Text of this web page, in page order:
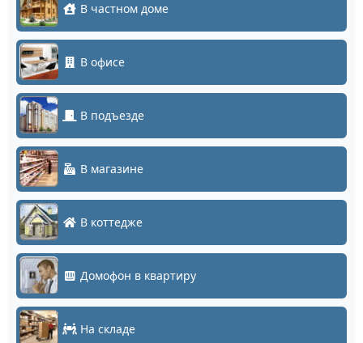
В частном доме
В офисе
В подъезде
В магазине
В коттедже
Домофон в квартиру
На складе